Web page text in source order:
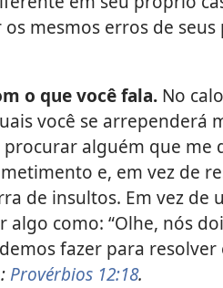
mesmos erros de seus
o que você fala. No
você se arrependerá
procurar alguém que me
e, em vez de
de insultos. Em vez de
algo como: “Olhe, nós
fazer para resolver
Provérbios 12:18.